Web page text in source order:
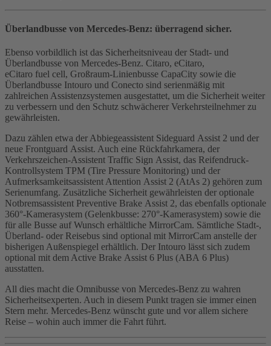
Überlandbusse von Mercedes‑Benz: überragend sicher.
Ebenso vorbildlich ist das Sicherheitsniveau der Stadt- und
Überlandbusse von Mercedes‑Benz. Citaro, eCitaro,
eCitaro fuel cell, Großraum-Linienbusse CapaCity sowie die
Überlandbusse Intouro und Conecto sind serienmäßig mit
zahlreichen Assistenzsystemen ausgestattet, um die Sicherheit weiter
zu verbessern und den Schutz schwächerer Verkehrsteilnehmer zu
gewährleisten.
Dazu zählen etwa der Abbiegeassistent Sideguard Assist 2 und der
neue Frontguard Assist. Auch eine Rückfahrkamera, der
Verkehrszeichen-Assistent Traffic Sign Assist, das Reifendruck-
Kontrollsystem TPM (Tire Pressure Monitoring) und der
Aufmerksamkeitsassistent Attention Assist 2 (AtAs 2) gehören zum
Serienumfang. Zusätzliche Sicherheit gewährleisten der optionale
Notbremsassistent Preventive Brake Assist 2, das ebenfalls optionale
360°‑Kamerasystem (Gelenkbusse: 270°‑Kamerasystem) sowie die
für alle Busse auf Wunsch erhältliche MirrorCam. Sämtliche Stadt-,
Überland- oder Reisebus sind optional mit MirrorCam anstelle der
bisherigen Außenspiegel erhältlich. Der Intouro lässt sich zudem
optional mit dem Active Brake Assist 6 Plus (ABA 6 Plus)
ausstatten.
All dies macht die Omnibusse von Mercedes‑Benz zu wahren
Sicherheitsexperten. Auch in diesem Punkt tragen sie immer einen
Stern mehr. Mercedes‑Benz wünscht gute und vor allem sichere
Reise – wohin auch immer die Fahrt führt.